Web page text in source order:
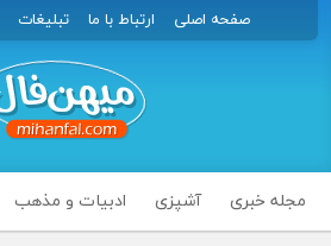
صفحه اصلی ارتباط با ما تبلیغات
مجله خبری آشپزی ادبیات و مذهب